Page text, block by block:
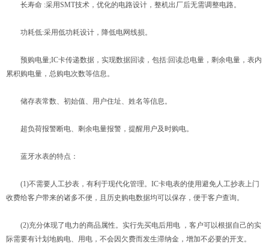
长寿命 :采用SMT技术，优化的电路设计，整机出厂后无需调整电路。
功耗低:采用低功耗设计，降低电网线损。
预购电量;IC卡传递数据，实现数据回读，包括:回读总电量，剩余电量，表内
累积购电量，总购电次数等信息。
储存表常数、初始值、用户住址、姓名等信息。
超负荷报警断电、剩余电量报警，提醒用户及时购电。
蓝牙水表的特点：
(1)不需要人工抄表，有利于现代化管理。IC卡电表的使用避免人工抄表上门
收费给客户带来的诸多不便，且历史购电数据均可以保存，便于客户查询。
(2)充分体现了电力的商品属性。实行先买电后用电 ，客户可以根据自己的实
际需要有计划地购电、用电，不会因欠费而发生滞纳金，增加不必要的开支。